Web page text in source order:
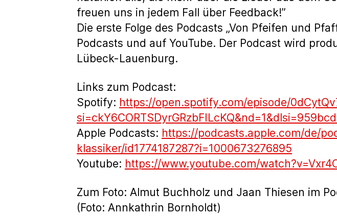
freuen uns in jedem Fall über Feedback!”
Die erste Folge des Podcasts „Von Pfeifen und
Podcasts und auf YouTube. Der Podcast wird
Lübeck-Lauenburg.
Links zum Podcast:
Spotify: https://open.spotify.com/episode/
Apple Podcasts: https://podcasts.apple.com/de/
klassiker/id1774187287?i=1000673276895
Youtube: https://www.youtube.com/
Zum Foto: Almut Buchholz und Jaan Thiesen im
(Foto: Annkathrin Bornholdt)